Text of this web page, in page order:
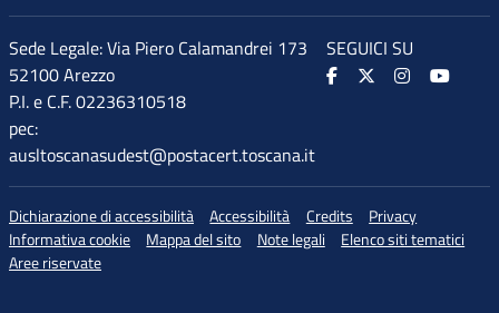
Sede Legale: Via Piero Calamandrei 173
52100 Arezzo
P.I. e C.F. 02236310518
pec:
ausltoscanasudest@postacert.toscana.it
SEGUICI SU
Dichiarazione di accessibilità Accessibilità Credits
Privacy
Informativa cookie
Mappa del sito Note legali
Elenco siti tematici
Aree riservate